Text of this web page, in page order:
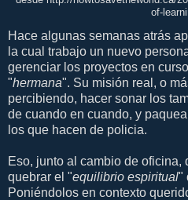
of-
Hace algunas semanas atrás
la cual trabajo un nuevo
gerenciar los proyectos en
"hermana". Su misión real, o
percibiendo, hacer sonar los
de cuando en cuando, y
los que hacen de policia.
Eso, junto al cambio de oficina,
quebrar el "equilibrio espiritual"
Poniéndolos en contexto